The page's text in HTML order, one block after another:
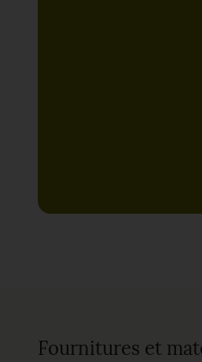
capter le flux des
Fournitures et